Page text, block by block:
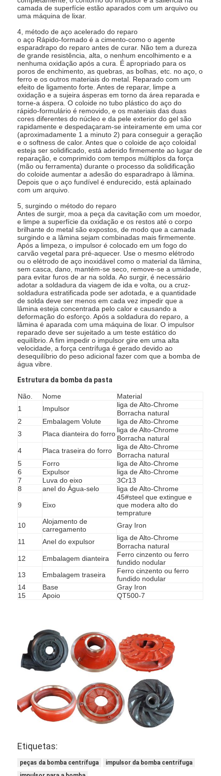
Show de RV
Sobre nós
Tour pela Fábrica
Controle de Qualidade
entre em contato conosco
Notícias
Todos os casos
Blog
Conversar Agora
Ecer
Bomba horizontal da pasta
Bomba vertical da pasta
Bomba centrífuga da pasta
Bomba resistente da pasta
bomba de calor do nascente de água
Bomba de calor de Hydronic
bomba de calor da piscina
bomba de calor de alta temperatura
bomba centrífuga de vários estágios
bomba centrífuga horizontal
Peças da bomba da pasta
camada de superfície estão aparados com um arquivo ou
uma máquina de lixar.
4, método de aço acelerado do reparo
o aço Rápido-formado é a cimento-como o agente
esparadrapo do reparo antes de curar. Não tem a dureza
de grande resistência, alta, o nenhum encolhimento e a
nenhuma oxidação após a cura. É apropriado para os
poros de enchimento, as quebras, as bolhas, etc. no aço, o
ferro e os outros materiais do metal. Reparado com um
efeito de ligamento forte. Antes de reparar, limpe a
oxidação e a sujeira ásperas em torno da área reparada e
torne-a áspera. O coloide no tubo plástico do aço do
rápido-formulário é removido, e os materiais das duas
cores diferentes do núcleo e da pele exterior do gel são
rapidamente e despedaçaram-se inteiramente em uma cor
(aproximadamente 1 a minuto 2) para conseguir a geração
e o softness de calor. Antes que o coloide de aço coloidal
esteja ser solidificado, está aderido firmemente ao lugar de
reparação, e comprimido com tempos múltiplos da força
(mão ou ferramenta) durante o processo da solidificação
do coloide aumentar a adesão do esparadrapo à lâmina.
Depois que o aço fundível é endurecido, está aplainado
com um arquivo.
5, surgindo o método do reparo
Antes de surgir, moa a peça da cavitação com um moedor,
e limpe a superfície da oxidação e os restos até o corpo
brilhante do metal são expostos, de modo que a camada
surgindo e a lâmina sejam combinadas mais firmemente.
Após a limpeza, o impulsor é colocado em um fogo do
carvão vegetal para pré-aquecer. Use o mesmo elétrodo
ou o elétrodo de aço inoxidável como o material da lâmina,
sem casca, dano, mantém-se seco, remove-se a umidade,
para evitar furos de ar na solda. Ao surgir, é necessário
adotar a soldadura da viagem de ida e volta, ou a cruz-
soldadura estratificada pode ser adotada, e a quantidade
de solda deve ser menos em cada vez impedir que a
lâmina esteja concentrada pelo calor e causando a
deformação do esforço. Após a soldadura do reparo, a
lâmina é aparada com uma máquina de lixar. O impulsor
reparado deve ser sujeitado a um teste estático do
equilíbrio. A fim impedir o impulsor gire em uma alta
velocidade, a força centrífuga é gerado devido ao
desequilíbrio do peso adicional fazer com que a bomba de
água vibre.
Estrutura da bomba da pasta
Não. Nome
Material
1
Impulsor
liga de Alto-Chrome
Borracha natural
2
Embalagem Volute
liga de Alto-Chrome
3
Placa dianteira do forro liga de Alto-Chrome
Borracha natural
4
Placa traseira do forro
liga de Alto-Chrome
Borracha natural
5
Forro
liga de Alto-Chrome
6
Expulsor
liga de Alto-Chrome
7
Luva do eixo
3Cr13
8
anel do Água-selo liga de Alto-Chrome
9 Eixo
45#steel que extingue e
que modera alto do
temprature
10
Alojamento de
carregamento
Gray Iron
11 Anel do expulsor
liga de Alto-Chrome
Borracha natural
12
Embalagem dianteira
Ferro cinzento ou ferro
fundido nodular
13
Embalagem traseira
Ferro cinzento ou ferro
fundido nodular
14
Base
Gray Iron
15
Apoio QT500-7
Etiquetas:
peças da bomba centrífuga
impulsor da bomba centrífuga